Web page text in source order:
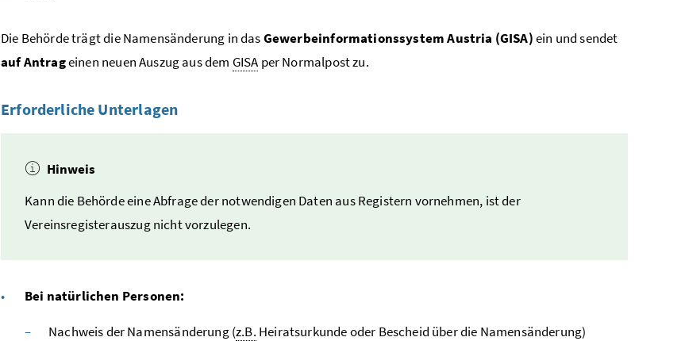
Die Behörde trägt die Namensänderung in dasGewerbeinformationssystemAustria (GISA)ein und sendet
auf Antrageinen neuen Auszug aus dem GISA per Normalpost zu.
Erforderliche Unterlagen
Hinweis
Kann die Behörde eine Abfrage der notwendigen Daten aus Registern vornehmen, ist der
Vereinsregisterauszug nicht vorzulegen.
Bei natürlichen Personen:
Nachweis der Namensänderung (z.B. Heiratsurkunde oder Bescheid über die Namensänderung)